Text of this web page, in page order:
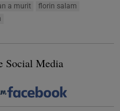
a murit
florin salam
Social Media